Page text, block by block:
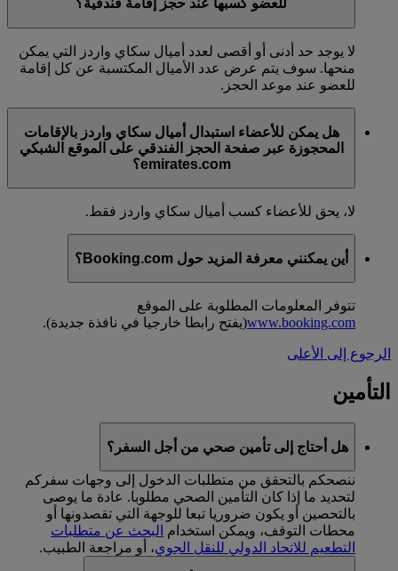
للعضو كسبها عند حجز إقامة فندقية؟
لا يوجد حد أدنى أو أقصى لعدد أميال سكاي واردز التي يمكن
منحها. سوف يتم عرض عدد الأميال المكتسبة عن كل إقامة
للعضو عند موعد الحجز.
هل يمكن للأعضاء استبدال أميال سكاي واردز بالإقامات
المحجوزة عبر صفحة الحجز الفندقي على الموقع الشبكي
emirates.com؟
لا، يحق للأعضاء كسب أميال سكاي واردز فقط.
أين يمكنني معرفة المزيد حول Booking.com؟
تتوفر المعلومات المطلوبة على الموقع
www.booking.com(يفتح رابطا خارجيا في نافذة جديدة).
الرجوع إلى الأعلى
التأمين
هل أحتاج إلى تأمين صحي من أجل السفر؟
ننصحكم بالتحقق من متطلبات الدخول إلى وجهات سفركم
لتحديد ما إذا كان التأمين الصحي مطلوبا. عادة ما يوصى
بالتحصين أو يكون ضروريا تبعا للوجهة التي تقصدونها أو
محطات التوقف، ويمكن استخدام البحث عن متطلبات
التطعيم للاتحاد الدولي للنقل الجوي، أو مراجعة الطبيب.